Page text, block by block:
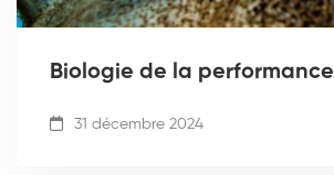
Biologie de la performance
31 décembre 2024